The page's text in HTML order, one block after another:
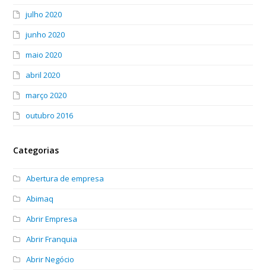
julho 2020
junho 2020
maio 2020
abril 2020
março 2020
outubro 2016
Categorias
Abertura de empresa
Abimaq
Abrir Empresa
Abrir Franquia
Abrir Negócio